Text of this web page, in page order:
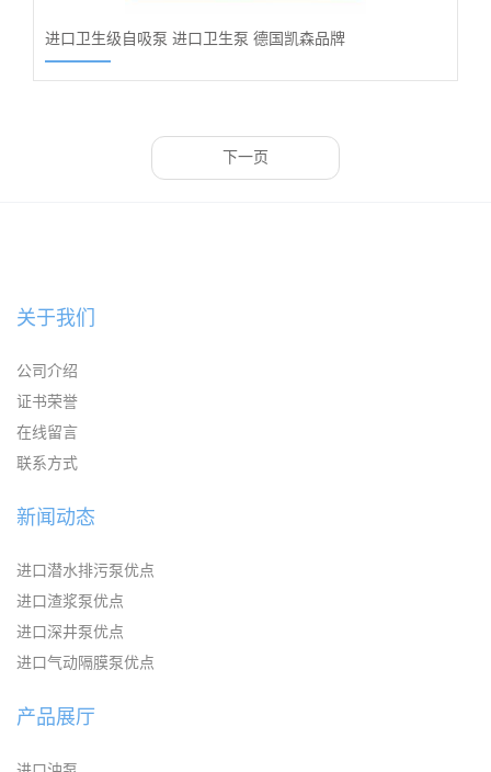
进口卫生级自吸泵 进口卫生泵 德国凯森品牌
下一页
关于我们
公司介绍
证书荣誉
在线留言
联系方式
新闻动态
进口潜水排污泵优点
进口渣浆泵优点
进口深井泵优点
进口气动隔膜泵优点
产品展厅